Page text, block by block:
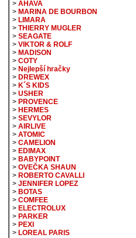
> AHAVA
> MARINA DE BOURBON
> LIMARA
> THIERRY MUGLER
> SEAGATE
> VIKTOR & ROLF
> MADISON
> COTY
> Nejlepší hračky
> DREWEX
> K´S KIDS
> USHER
> PROVENCE
> HERMES
> SEVYLOR
> AIRLIVE
> ATOMIC
> CAMELION
> EDIMAX
> BABYPOINT
> OVEČKA SHAUN
> ROBERTO CAVALLI
> JENNIFER LOPEZ
> BOTAS
> COMFEE
> ELECTROLUX
> PARKER
> PEXI
> LOREAL PARIS